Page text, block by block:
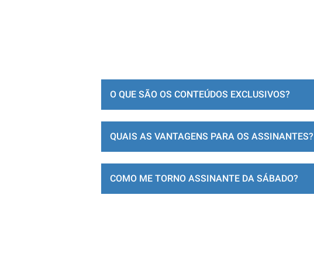
O QUE SÃO OS CONTEÚDOS EXCLUSIVOS?
QUAIS AS VANTAGENS PARA OS ASSINANTES?
COMO ME TORNO ASSINANTE DA SÁBADO?